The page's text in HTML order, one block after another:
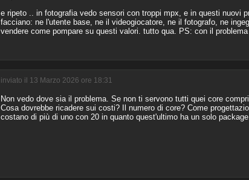
e ripeto .. in fotografia vedo sensori con troppi mpx, e in questi nuovi
facciano: ne l'utente base, ne il videogiocatore, ne il fotografo, ne
vendere come pompare su questi valori. tutto qua. PS: con il
inviato il 13 Marzo 2026 ore 18:31
Non vedo dove sia il problema. Se non ti servono tutti quei core
Cosa dovrebbe ricadere sui costi? Il numero di core? Come
costano di più di uno con 20 in quanto quest'ultimo ha un solo package.